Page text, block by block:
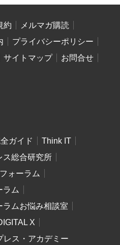
約
メルマガ購読
プライバシーポリシー
サイトマップ
お問合せ
ガイド
Think IT
ス総合研究所
ォーラム
ラム
ラムお悩み相談室
X
レス・アカデミー